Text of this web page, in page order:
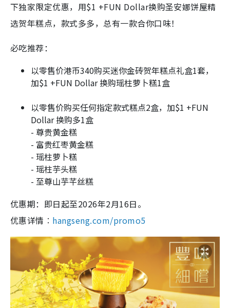
下独家限定优惠，用$1 +FUN Dollar换购圣安娜饼屋精
选贺年糕点，款式多多，总有一款合你口味！
必吃推荐：
以零售价港币340购买迷你金砖贺年糕点礼盒1套，
加$1 +FUN Dollar 换购瑶柱萝卜糕1盒
以零售价购买任何指定款式糕点2盒，加$1 +FUN
Dollar 换购多1盒
- 尊贵黄金糕
- 富贵红枣黄金糕
- 瑶柱萝卜糕
- 瑶柱芋头糕
- 至尊山芋芊丝糕
优惠期：即日起至2026年2月16日。
优惠详情︰ hangseng.com/promo5